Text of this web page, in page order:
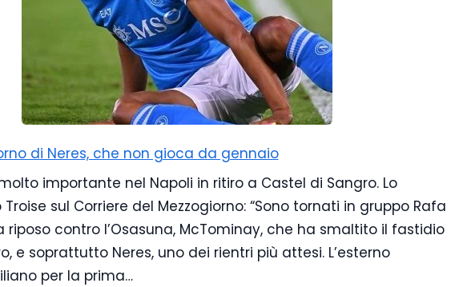
di Neres, che non gioca da gennaio
importante nel Napoli in ritiro a Castel di Sangro. Lo
sul Corriere del Mezzogiorno: “Sono tornati in gruppo Rafa
riposo contro l’Osasuna, McTominay, che ha smaltito il fastidio
e soprattutto Neres, uno dei rientri più attesi. L’esterno
per la prima…